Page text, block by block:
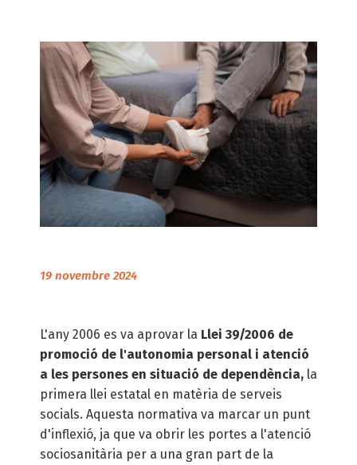
19 novembre 2024
L'any 2006 es va aprovar la Llei 39/2006 de
promoció de l'autonomia personal i atenció
a les persones en situació de dependència, la
primera llei estatal en matèria de serveis
socials. Aquesta normativa va marcar un punt
d'inflexió, ja que va obrir les portes a l'atenció
sociosanitària per a una gran part de la